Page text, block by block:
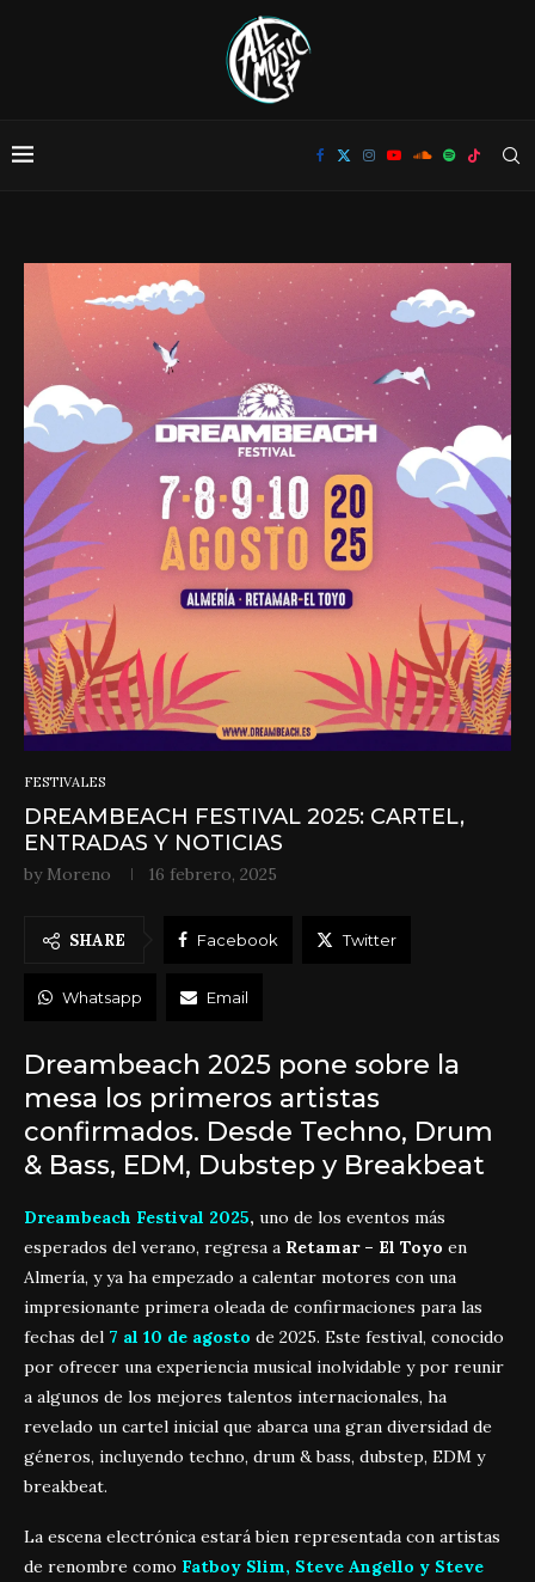
FESTIVALES
DREAMBEACH FESTIVAL 2025: CARTEL,
ENTRADAS Y NOTICIAS
by Moreno 16 febrero, 2025
SHARE Facebook Twitter
Whatsapp Email
Dreambeach 2025 pone sobre la
mesa los primeros artistas
confirmados. Desde Techno, Drum
& Bass, EDM, Dubstep y Breakbeat
Dreambeach Festival 2025, uno de los eventos más
esperados del verano, regresa a Retamar – El Toyo en
Almería, y ya ha empezado a calentar motores con una
impresionante primera oleada de confirmaciones para las
fechas del 7 al 10 de agosto de 2025. Este festival, conocido
por ofrecer una experiencia musical inolvidable y por reunir
a algunos de los mejores talentos internacionales, ha
revelado un cartel inicial que abarca una gran diversidad de
géneros, incluyendo techno, drum & bass, dubstep, EDM y
breakbeat.
La escena electrónica estará bien representada con artistas
de renombre como Fatboy Slim, Steve Angello y Steve